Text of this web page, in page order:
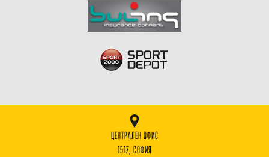
ЦЕНТРАЛЕН ОФИС
1517, СОФИЯ